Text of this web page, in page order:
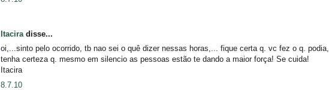
Itacira disse...
oi,...sinto pelo ocorrido, tb nao sei o quê dizer nessas horas,... fique certa q. vc fez o q. podia,
tenha certeza q. mesmo em silencio as pessoas estão te dando a maior força! Se cuida!
Itacira
8.7.10